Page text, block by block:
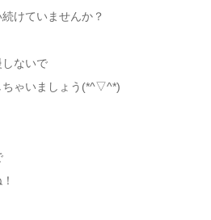
けていませんか？
ないで
ちゃいましょう(*^▽^*)